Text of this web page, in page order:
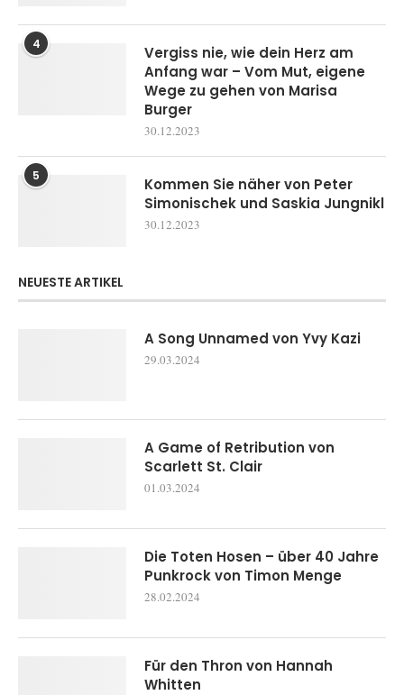
4
Vergiss nie, wie dein Herz am
Anfang war – Vom Mut, eigene
Wege zu gehen von Marisa
Burger
30.12.2023
5
Kommen Sie näher von Peter
Simonischek und Saskia Jungnikl
30.12.2023
NEUESTE ARTIKEL
A Song Unnamed von Yvy Kazi
29.03.2024
A Game of Retribution von
Scarlett St. Clair
01.03.2024
Die Toten Hosen – über 40 Jahre
Punkrock von Timon Menge
28.02.2024
Für den Thron von Hannah
Whitten